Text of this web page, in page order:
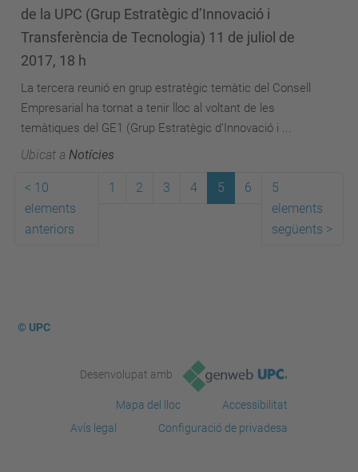
de la UPC (Grup Estratègic d’Innovació i
Transferència de Tecnologia) 11 de juliol de
2017, 18 h
La tercera reunió en grup estratègic temàtic del Consell
Empresarial ha tornat a tenir lloc al voltant de les
temàtiques del GE1 (Grup Estratègic d’Innovació i ...
Ubicat a Notícies
< 10
elements
anteriors
1 2 3 4 5 6
5
elements
següents >
© UPC
Desenvolupat amb
Mapa del lloc
Accessibilitat
Avís legal
Configuració de privadesa